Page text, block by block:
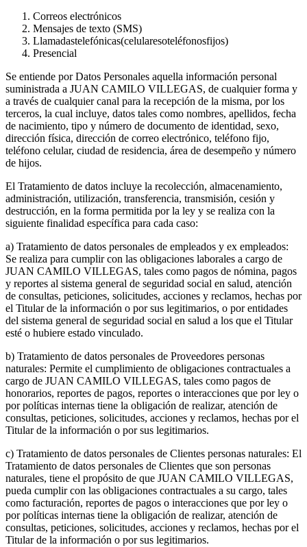
Correos electrónicos
Mensajes de texto (SMS)
Llamadastelefónicas(celularesoteléfonosfijos)
Presencial
Se entiende por Datos Personales aquella información personal
suministrada a JUAN CAMILO VILLEGAS, de cualquier forma y
a través de cualquier canal para la recepción de la misma, por los
terceros, la cual incluye, datos tales como nombres, apellidos, fecha
de nacimiento, tipo y número de documento de identidad, sexo,
dirección física, dirección de correo electrónico, teléfono fijo,
teléfono celular, ciudad de residencia, área de desempeño y número
de hijos.
El Tratamiento de datos incluye la recolección, almacenamiento,
administración, utilización, transferencia, transmisión, cesión y
destrucción, en la forma permitida por la ley y se realiza con la
siguiente finalidad específica para cada caso:
a) Tratamiento de datos personales de empleados y ex empleados:
Se realiza para cumplir con las obligaciones laborales a cargo de
JUAN CAMILO VILLEGAS, tales como pagos de nómina, pagos
y reportes al sistema general de seguridad social en salud, atención
de consultas, peticiones, solicitudes, acciones y reclamos, hechas por
el Titular de la información o por sus legitimarios, o por entidades
del sistema general de seguridad social en salud a los que el Titular
esté o hubiere estado vinculado.
b) Tratamiento de datos personales de Proveedores personas
naturales: Permite el cumplimiento de obligaciones contractuales a
cargo de JUAN CAMILO VILLEGAS, tales como pagos de
honorarios, reportes de pagos, reportes o interacciones que por ley o
por políticas internas tiene la obligación de realizar, atención de
consultas, peticiones, solicitudes, acciones y reclamos, hechas por el
Titular de la información o por sus legitimarios.
c) Tratamiento de datos personales de Clientes personas naturales: El
Tratamiento de datos personales de Clientes que son personas
naturales, tiene el propósito de que JUAN CAMILO VILLEGAS,
pueda cumplir con las obligaciones contractuales a su cargo, tales
como facturación, reportes de pagos o interacciones que por ley o
por políticas internas tiene la obligación de realizar, atención de
consultas, peticiones, solicitudes, acciones y reclamos, hechas por el
Titular de la información o por sus legitimarios.